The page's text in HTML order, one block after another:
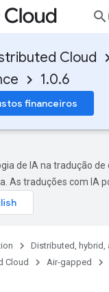
Cloud
1.0.6
financeiros
de IA na tradução
As traduções com IA
Distributed, hybrid,
Cloud
Air-gapped